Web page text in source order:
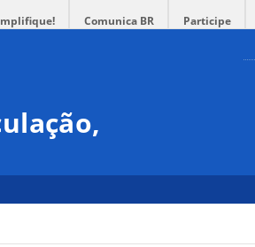
Comunica BR Participe